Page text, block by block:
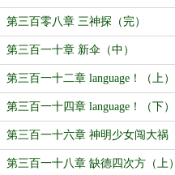
第三百零八章 三神探（完）
第三百一十章 新伞（中）
第三百一十二章 language！（上）
第三百一十四章 language！（下）
第三百一十六章 神明少女闯大祸
（中）
第三百一十八章 缺德四次方（上）